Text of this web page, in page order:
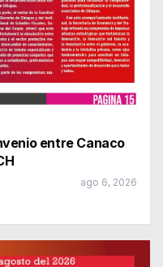
entre Canaco
ago 6, 2026